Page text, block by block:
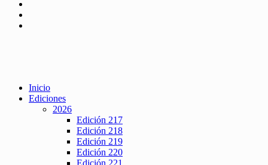
Inicio
Ediciones
2026
Edición 217
Edición 218
Edición 219
Edición 220
Edición 221